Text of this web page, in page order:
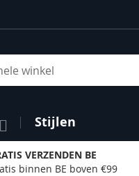
Stijlen
VERZENDEN BE
binnen BE boven €99